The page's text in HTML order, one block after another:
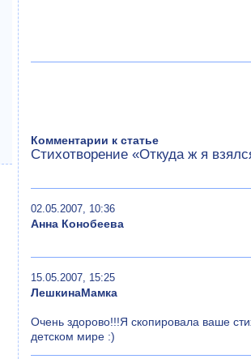
Комментарии к статье
Стихотворение «Откуда ж я
02.05.2007, 10:36
Анна Конобеева
15.05.2007, 15:25
ЛешкинаМамка
Очень здорово!!!Я скопировала ваше
детском мире :)